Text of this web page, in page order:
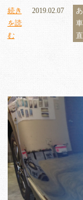
続き
を読
む
2019.02.07